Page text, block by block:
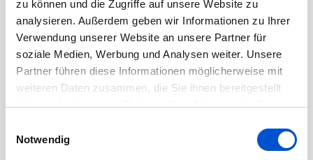
zu können und die Zugriffe auf unsere Website zu
analysieren. Außerdem geben wir Informationen zu Ihrer
Verwendung unserer Website an unsere Partner für
soziale Medien, Werbung und Analysen weiter. Unsere
Partner führen diese Informationen möglicherweise mit
weiteren Daten zusammen, die Sie ihnen bereitgestellt
haben oder die sie im Rahmen Ihrer Nutzung der Dienste
Notwendig
Juli 2020
Juni 2020
Mai 2020
April 2020
Januar 2020